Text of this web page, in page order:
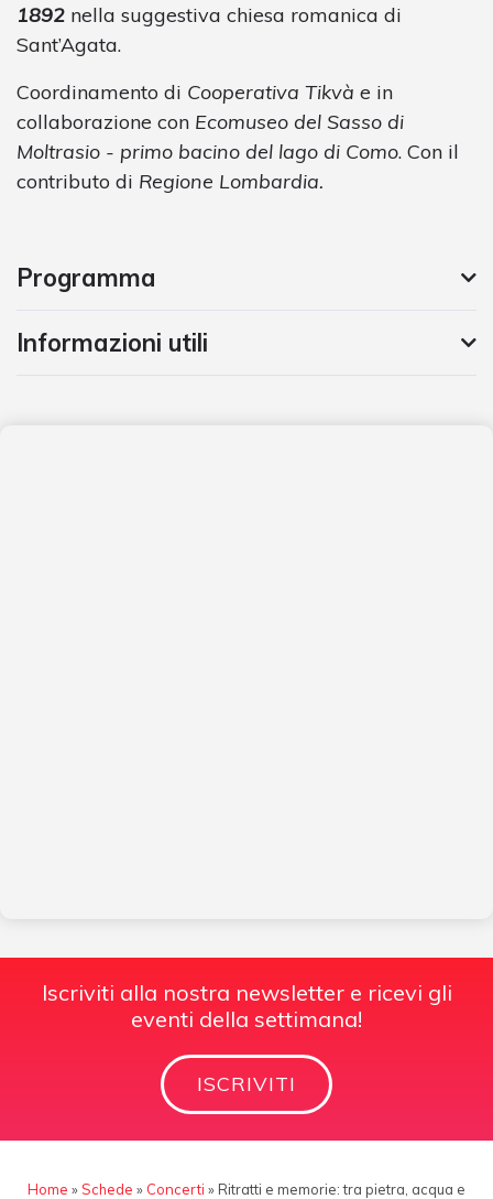
1892 nella suggestiva chiesa romanica di
Sant’Agata.
Coordinamento di Cooperativa Tikvà e in
collaborazione con Ecomuseo del Sasso di
Moltrasio - primo bacino del lago di Como. Con il
contributo di Regione Lombardia.
Programma
Informazioni utili
Iscriviti alla nostra newsletter e ricevi gli
eventi della settimana!
ISCRIVITI
Home »Schede » Concerti » Ritratti e memorie: tra pietra, acqua e